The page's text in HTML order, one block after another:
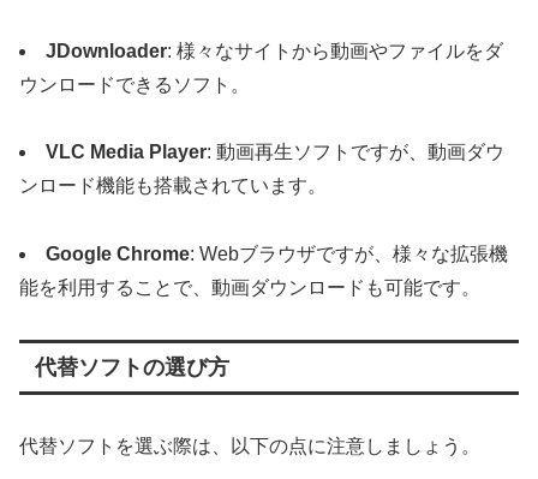
JDownloader: 様々なサイトから動画やファイルをダ
ウンロードできるソフト。
VLC Media Player: 動画再生ソフトですが、動画ダウ
ンロード機能も搭載されています。
Google Chrome: Webブラウザですが、様々な拡張機
能を利用することで、動画ダウンロードも可能です。
代替ソフトの選び方
代替ソフトを選ぶ際は、以下の点に注意しましょう。